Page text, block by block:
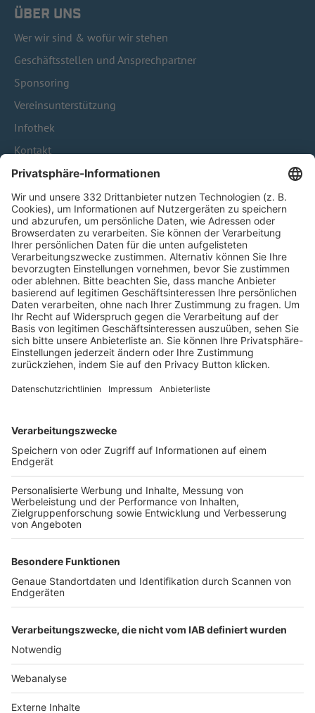
ÜBER UNS
Wer wir sind & wofür wir stehen
Geschäftsstellen und Ansprechpartner
Sponsoring
Vereinsunterstützung
Infothek
Kontakt
HÄUFIG BESUCHTE SEITEN
Pässe und Vereinswechsel
Trainerausbildung
Schulungsangebot Vereinsmitarbeiter
BFV-Geschäftsstellen
Trainerbörse
Login SpielPlus
FOLGE DEM BFV
TOP-VEREINE
TOP-PARTNER
Nutzungsbedingungen Datenschutz Impressum